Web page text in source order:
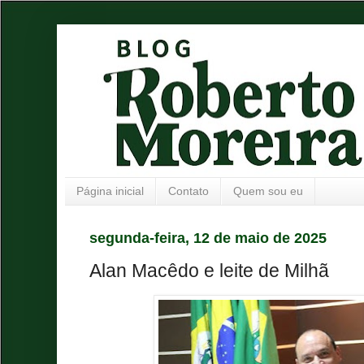
Página inicial Contato Quem sou eu
segunda-feira, 12 de maio de 2025
Alan Macêdo e leite de Milhã